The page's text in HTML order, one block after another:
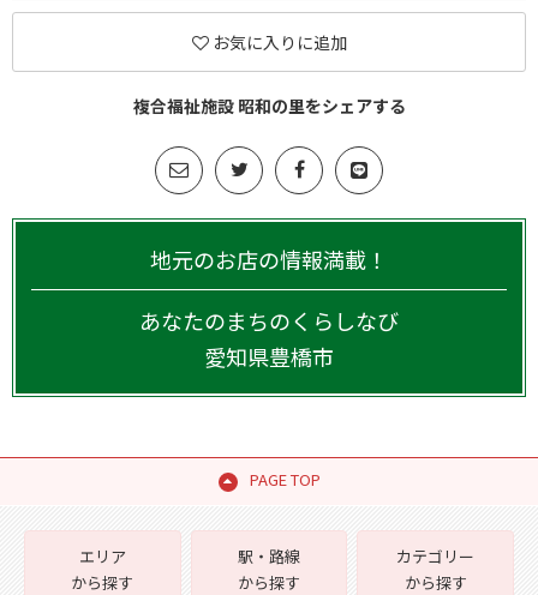
お気に入りに追加
複合福祉施設 昭和の里をシェアする
地元のお店の情報満載！
あなたのまちのくらしなび
愛知県豊橋市
PAGE TOP
エリア
から探す
駅・路線
から探す
カテゴリー
から探す